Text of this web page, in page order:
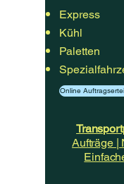
Express
Kühl
Paletten
Online
Aufträge |